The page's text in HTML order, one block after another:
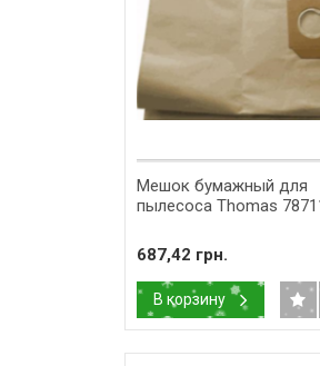
Мешок бумажный для
пылесоса Thomas
687,42 грн.
В корзину